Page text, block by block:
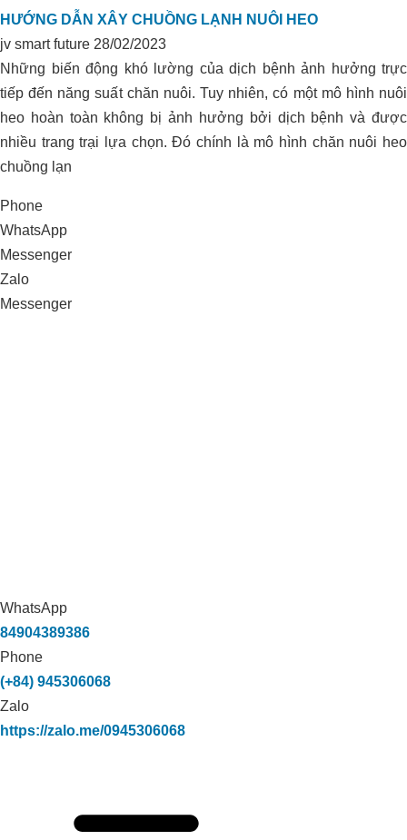
HƯỚNG DẪN XÂY CHUỒNG LẠNH NUÔI HEO
jv smart future 28/02/2023
Những biến động khó lường của dịch bệnh ảnh hưởng trực
tiếp đến năng suất chăn nuôi. Tuy nhiên, có một mô hình nuôi
heo hoàn toàn không bị ảnh hưởng bởi dịch bệnh và được
nhiều trang trại lựa chọn. Đó chính là mô hình chăn nuôi heo
chuồng lạn
Phone
WhatsApp
Messenger
Zalo
Messenger
WhatsApp
84904389386
Phone
(+84) 945306068
Zalo
https://zalo.me/0945306068